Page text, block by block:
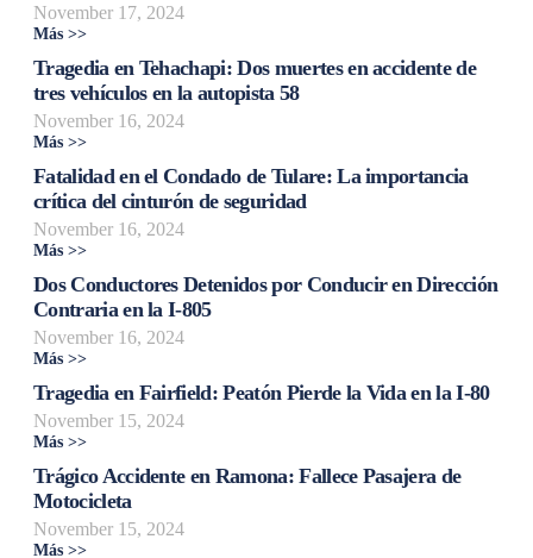
November 17, 2024
Más >>
Tragedia en Tehachapi: Dos muertes en accidente de
tres vehículos en la autopista 58
November 16, 2024
Más >>
Fatalidad en el Condado de Tulare: La importancia
crítica del cinturón de seguridad
November 16, 2024
Más >>
Dos Conductores Detenidos por Conducir en Dirección
Contraria en la I-805
November 16, 2024
Más >>
Tragedia en Fairfield: Peatón Pierde la Vida en la I-80
November 15, 2024
Más >>
Trágico Accidente en Ramona: Fallece Pasajera de
Motocicleta
November 15, 2024
Más >>